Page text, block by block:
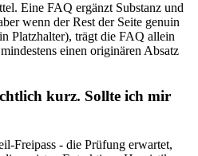
Eine FAQ ergänzt Substanz und
wenn der Rest der Seite genuin
Platzhalter), trägt die FAQ allein
mindestens einen originären Absatz
kurz. Sollte ich mir
Freipass - die Prüfung erwartet,